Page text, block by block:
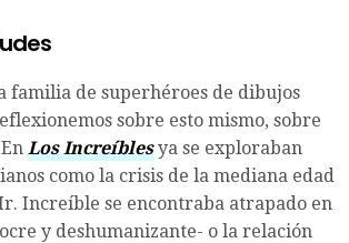
familia de superhéroes de dibujos
sobre esto mismo, sobre
Los Increíbles ya se exploraban
como la crisis de la mediana edad
Increíble se encontraba atrapado en
y deshumanizante- o la relación